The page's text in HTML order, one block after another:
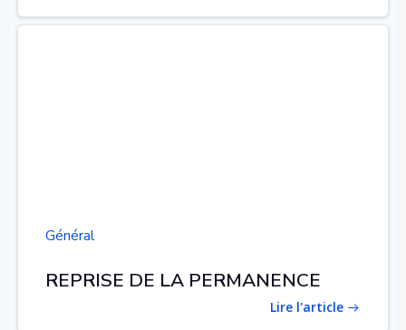
Général
REPRISE DE LA PERMANENCE
Lire l'article